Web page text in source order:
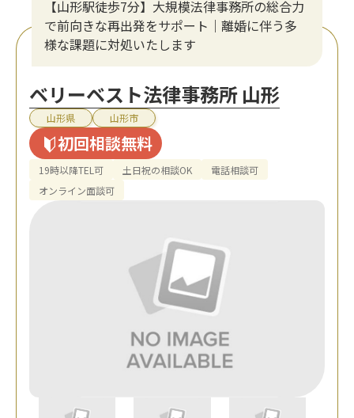
【山形駅徒歩7分】大規模法律事務所の総合力
で前向きな再出発をサポート｜離婚に伴う多
様な課題に対処いたします
ベリーベスト法律事務所 山形
山形県 山形市
初回相談無料
19時以降TEL可 土日祝の相談OK
電話相談可
オンライン面談可